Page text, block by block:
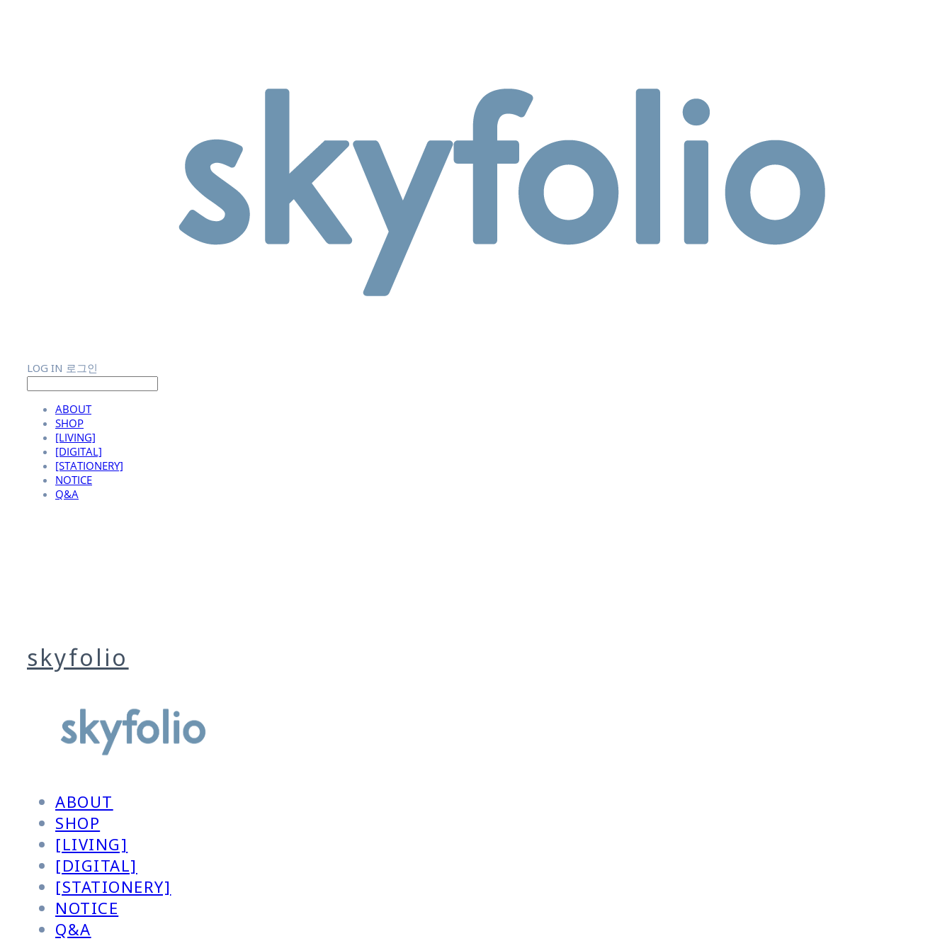
LOG IN 로그인
ABOUT
SHOP
[LIVING]
[DIGITAL]
[STATIONERY]
NOTICE
Q&A
skyfolio
ABOUT
SHOP
[LIVING]
[DIGITAL]
[STATIONERY]
NOTICE
Q&A